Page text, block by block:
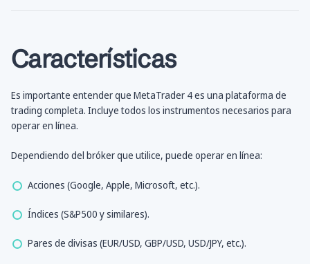
Características
Es importante entender que MetaTrader 4 es una plataforma de
trading completa. Incluye todos los instrumentos necesarios para
operar en línea.
Dependiendo del bróker que utilice, puede operar en línea:
Acciones (Google, Apple, Microsoft, etc.).
Índices (S&P500 y similares).
Pares de divisas (EUR/USD, GBP/USD, USD/JPY, etc.).